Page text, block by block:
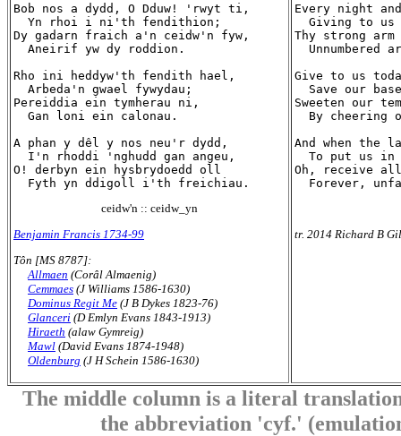
Bob nos a dydd, O Dduw! 'rwyt ti,
  Yn rhoi i ni'th fendithion;
Dy gadarn fraich a'n ceidw'n fyw,
  Aneirif yw dy roddion.
Rho ini heddyw'th fendith hael,
  Arbeda'n gwael fywydau;
Pereiddia ein tymherau ni,
  Gan loni ein calonau.
A phan y dêl y nos neu'r dydd,
  I'n rhoddi 'nghudd gan angeu,
O! derbyn ein hysbrydoedd oll
ceidw'n :: ceidw_yn
Benjamin Francis 1734-99
Tôn [MS 8787]:
Allmaen (Corâl Almaenig)
Cemmaes (J Williams 1586-1630)
Dominus Regit Me (J B Dykes 1823-76)
Glanceri (D Emlyn Evans 1843-1913)
Hiraeth (alaw Gymreig)
Mawl (David Evans 1874-1948)
Oldenburg (J H Schein 1586-1630)
Every night
Giving to us
Thy strong
Unnumbered
Give to us
Save our
Sweeten our
By cheering
And when the
To put us in
Oh, receive
tr. 2014 Richard B
The middle column is a literal
the abbreviation 'cyf.'